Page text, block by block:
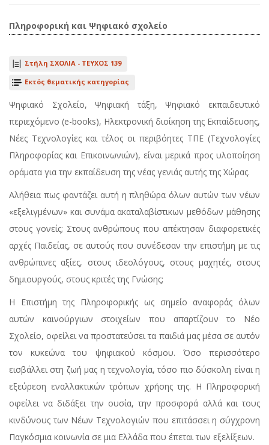
Πληροφορική και Ψηφιακό σχολείο
Στήλη ΣΧΟΛΙΑ - ΤΕΥΧΟΣ 139
Εκτός θεματικής κατηγορίας
Ψηφιακό Σχολείο, Ψηφιακή τάξη, Ψηφιακό εκπαιδευτικό
περιεχόμενο (e-books), Ηλεκτρονική διοίκηση της Εκπαίδευσης,
Νέες Τεχνολογίες και τέλος οι περιβόητες ΤΠΕ (Τεχνολογίες
Πληροφορίας και Επικοινωνιών), είναι μερικά προς υλοποίηση
οράματα για την εκπαίδευση της νέας γενιάς αυτής της Χώρας.
Αλήθεια πως φαντάζει αυτή η πληθώρα όλων αυτών των νέων
«εξελιγμένων» και συνάμα ακαταλαβίστικων μεθόδων μάθησης
στους γονείς; Στους ανθρώπους που απέκτησαν διαφορετικές
αρχές Παιδείας, σε αυτούς που συνέδεσαν την επιστήμη με τις
ανθρώπινες αξίες, στους ιδεολόγους, στους μαχητές, στους
δημιουργούς, στους κριτές της Γνώσης;
Η Επιστήμη της Πληροφορικής ως σημείο αναφοράς όλων
αυτών καινούργιων στοιχείων που απαρτίζουν το Νέο
Σχολείο, οφείλει να προστατεύσει τα παιδιά μας μέσα σε αυτόν
τον κυκεώνα του ψηφιακού κόσμου. Όσο περισσότερο
εισβάλλει στη ζωή μας η τεχνολογία, τόσο πιο δύσκολη είναι η
εξεύρεση εναλλακτικών τρόπων χρήσης της. Η Πληροφορική
οφείλει να διδάξει την ουσία, την προσφορά αλλά και τους
κινδύνους των Νέων Τεχνολογιών που επιτάσσει η σύγχρονη
Παγκόσμια κοινωνία σε μια Ελλάδα που έπεται των εξελίξεων.